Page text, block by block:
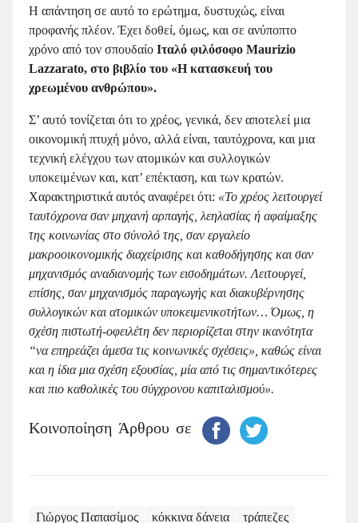
Η απάντηση σε αυτό το ερώτημα, δυστυχώς, είναι
προφανής πλέον. Έχει δοθεί, όμως, και σε ανύποπτο
χρόνο από τον σπουδαίο Ιταλό φιλόσοφο Maurizio
Lazzarato, στο βιβλίο του «Η κατασκευή του
χρεωμένου ανθρώπου».
Σ’ αυτό τονίζεται ότι το χρέος, γενικά, δεν αποτελεί μια
οικονομική πτυχή μόνο, αλλά είναι, ταυτόχρονα, και μια
τεχνική ελέγχου των ατομικών και συλλογικών
υποκειμένων και, κατ’ επέκταση, και των κρατών.
Χαρακτηριστικά αυτός αναφέρει ότι: «Το χρέος λειτουργεί
ταυτόχρονα σαν μηχανή αρπαγής, λεηλασίας ή αφαίμαξης
της κοινωνίας στο σύνολό της, σαν εργαλείο
μακροοικονομικής διαχείρισης και καθοδήγησης και σαν
μηχανισμός αναδιανομής των εισοδημάτων. Λειτουργεί,
επίσης, σαν μηχανισμός παραγωγής και διακυβέρνησης
συλλογικών και ατομικών υποκειμενικοτήτων… Όμως, η
σχέση πιστωτή-οφειλέτη δεν περιορίζεται στην ικανότητα
“να επηρεάζει άμεσα τις κοινωνικές σχέσεις», καθώς είναι
και η ίδια μια σχέση εξουσίας, μία από τις σημαντικότερες
και πιο καθολικές του σύγχρονου καπιταλισμού».
Κοινοποίηση Άρθρου σε
Γιώργος Παπασίμος κόκκινα δάνεια τράπεζες